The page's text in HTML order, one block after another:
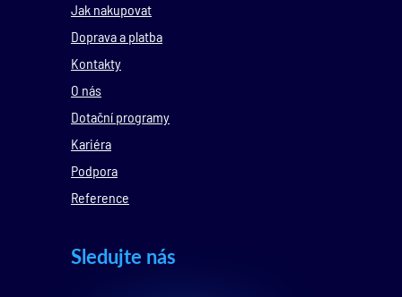
Jak nakupovat
Doprava a platba
Kontakty
O nás
Dotační programy
Kariéra
Podpora
Reference
Sledujte nás